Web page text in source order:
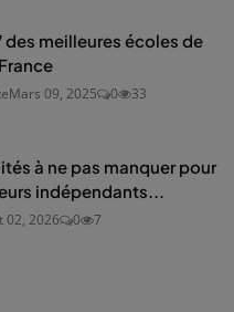
des meilleures écoles de
Mars 09, 2025 0 33
à ne pas manquer pour
indépendants...
02, 2026 0 7